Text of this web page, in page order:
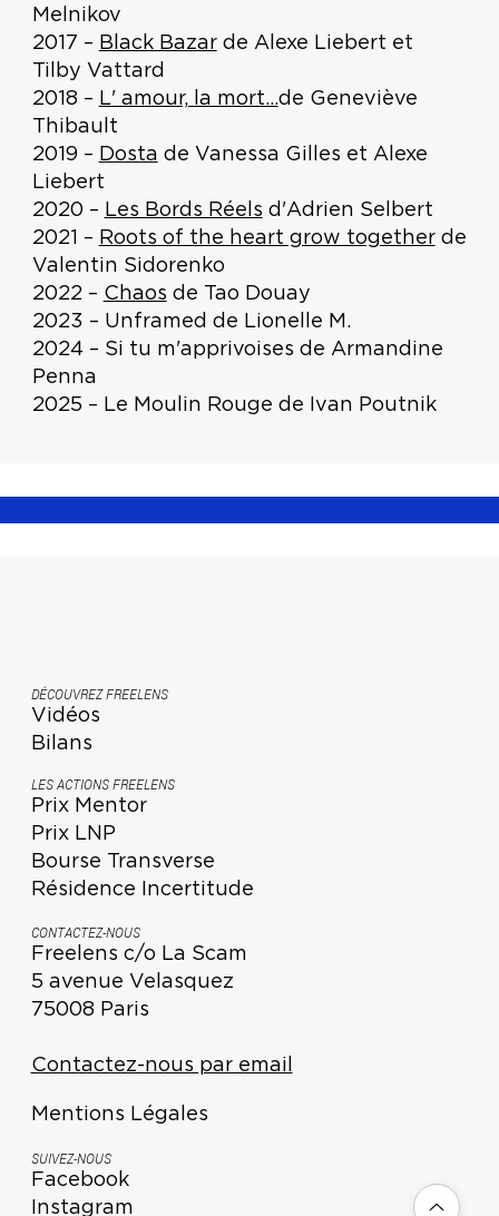
Melnikov
2017 – Black Bazarde Alexe Liebert et
Tilby Vattard
2018 – L' amour, la mort...de Geneviève
Thibault
2019 – Dosta de Vanessa Gilles et Alexe
Liebert
2020 – Les Bords Réels d'Adrien Selbert
2021 – Roots of the heart grow togetherde
Valentin Sidorenko
2022 – Chaos de Tao Douay
2023 – Unframed de Lionelle M.
2024 – Si tu m'apprivoises de Armandine
Penna
2025 – Le Moulin Rouge de Ivan Poutnik
DÉCOUVREZ FREELENS
Vidéos
Bilans
LES ACTIONS FREELENS
Prix Mentor
Prix LNP
Bourse Transverse
Résidence Incertitude
CONTACTEZ-NOUS
Freelens c/o La Scam
5 avenue Velasquez
75008 Paris
Contactez-nous par email
Mentions Légales
SUIVEZ-NOUS
Facebook
Instagram